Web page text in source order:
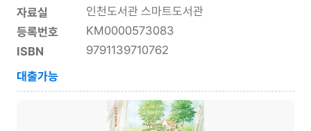
자료실
인천도서관 스마트도서관
등록번호
KM0000573083
ISBN
9791139710762
대출가능